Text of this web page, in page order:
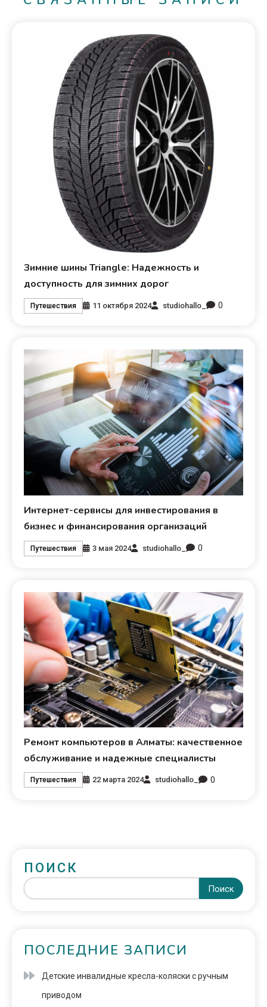
Зимние шины Triangle: Надежность и
доступность для зимних дорог
Путешествия 11 октября 2024 studiohallo_ 0
Интернет-сервисы для инвестирования в
бизнес и финансирования организаций
Путешествия 3 мая 2024 studiohallo_ 0
Ремонт компьютеров в Алматы: качественное
обслуживание и надежные специалисты
Путешествия 22 марта 2024 studiohallo_ 0
ПОИСК
Поиск
ПОСЛЕДНИЕ ЗАПИСИ
Детские инвалидные кресла-коляски с ручным
приводом